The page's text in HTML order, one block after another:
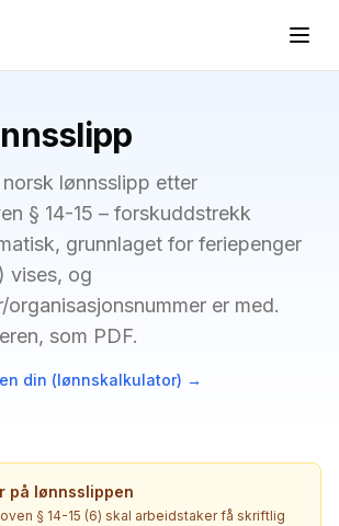
lønnsslipp etter
§ 14-15 – forskuddstrekk
grunnlaget for feriepenger
vises, og
organisasjonsnummer er med.
som PDF.
din (lønnskalkulator) →
på lønnsslippen
§ 14-15 (6) skal arbeidstaker få skriftlig